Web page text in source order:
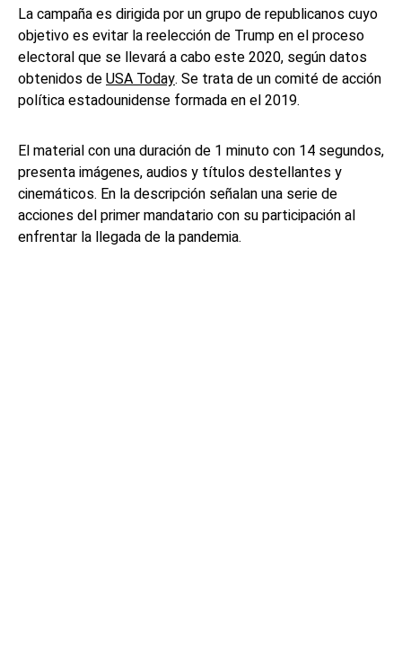
La campaña es dirigida por un grupo de republicanos cuyo
objetivo es evitar la reelección de Trump en el proceso
electoral que se llevará a cabo este 2020, según datos
obtenidos deUSA Today. Se trata de un comité de acción
política estadounidense formada en el 2019.
El material con una duración de 1 minuto con 14 segundos,
presenta imágenes, audios y títulos destellantes y
cinemáticos. En la descripción señalan una serie de
acciones del primer mandatario con su participación al
enfrentar la llegada de la pandemia.